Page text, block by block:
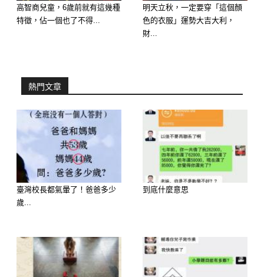
延伸閱讀———————
高智商兒童，6歲前就有這幾種
特徵，佔一個也了不得...
明天立秋，一定要穿「這個顏
色的衣服」運勢大吉大利，
財...
熱門文章
臺灣校長都氣暈了！爸爸多少
歲...
到底什麼意思